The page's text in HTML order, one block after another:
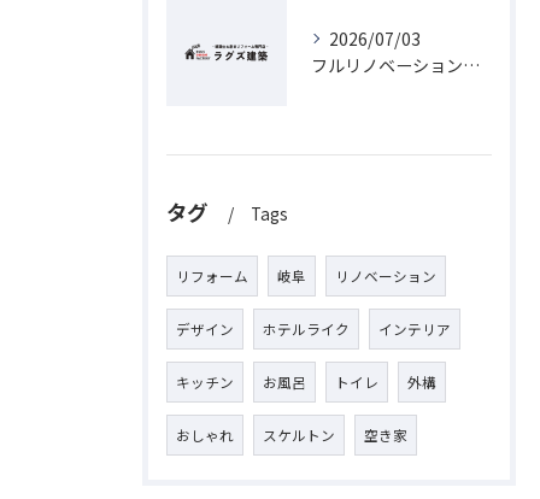
2026/07/03
フルリノベーションで岐阜県の古民家が蘇るヴィンテージリノベーション実践ガイド
タグ Tags
リフォーム 岐阜 リノベーション
デザイン ホテルライク インテリア
キッチン お風呂 トイレ 外構
おしゃれ スケルトン 空き家